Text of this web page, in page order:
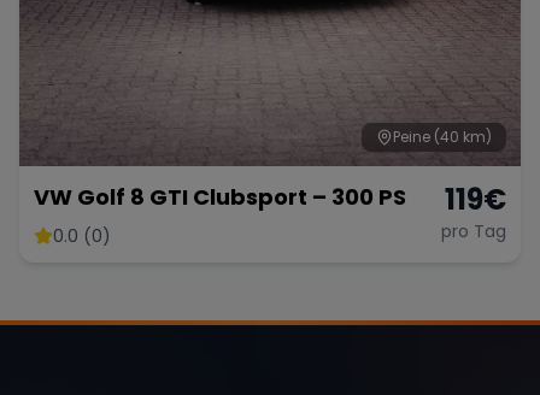
Peine (40 km)
VW Golf 8 GTI Clubsport – 300 PS
0.0 (0)
119€
pro Tag